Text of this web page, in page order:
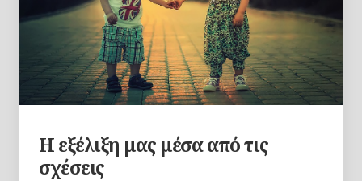
Η εξέλιξη μας μέσα από τις
σχέσεις